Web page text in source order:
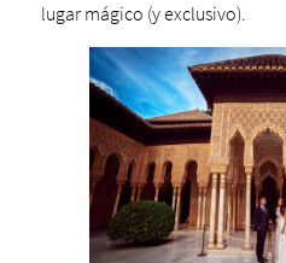
lugar mágico (y exclusivo).